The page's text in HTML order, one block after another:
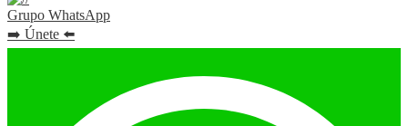
Grupo WhatsApp
➡️ Únete ⬅️